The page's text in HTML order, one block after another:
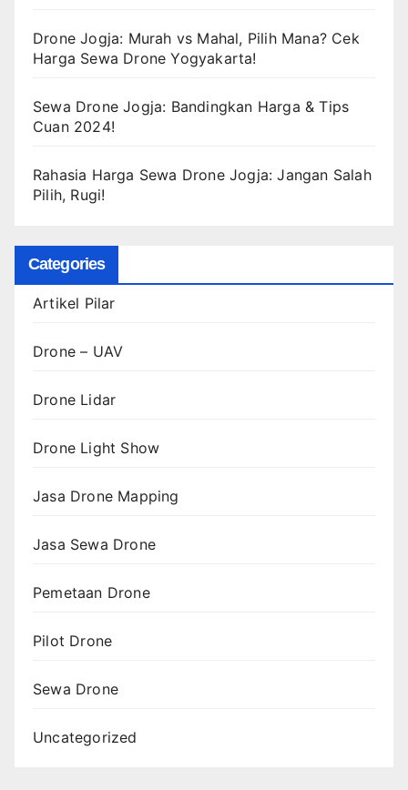
Drone Jogja: Murah vs Mahal, Pilih Mana? Cek
Harga Sewa Drone Yogyakarta!
Sewa Drone Jogja: Bandingkan Harga & Tips
Cuan 2024!
Rahasia Harga Sewa Drone Jogja: Jangan Salah
Pilih, Rugi!
Categories
Artikel Pilar
Drone – UAV
Drone Lidar
Drone Light Show
Jasa Drone Mapping
Jasa Sewa Drone
Pemetaan Drone
Pilot Drone
Sewa Drone
Uncategorized